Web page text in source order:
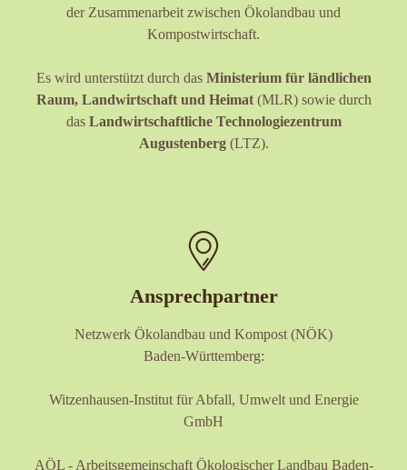
der Zusammenarbeit zwischen Ökolandbau und
Kompostwirtschaft.
Es wird unterstützt durch das Ministerium für ländlichen
Raum, Landwirtschaft und Heimat(MLR) sowie durch
das Landwirtschaftliche Technologiezentrum
Augustenberg (LTZ).
Ansprechpartner
Netzwerk Ökolandbau und Kompost (NÖK)
Baden-Württemberg:
Witzenhausen-Institut für Abfall, Umwelt und Energie
GmbH
AÖL - Arbeitsgemeinschaft Ökologischer Landbau Baden-